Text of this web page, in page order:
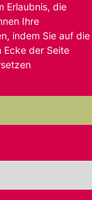
Erlaubnis, die
Ihre
indem Sie auf die
Ecke der Seite